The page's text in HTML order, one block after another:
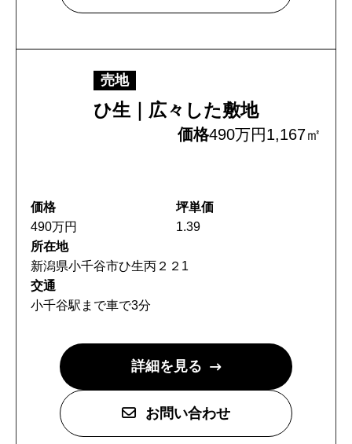
トップページ
建設
売地
ひ生｜広々した敷地
価格490万円1,167㎡
価格
490万円
坪単価
1.39
所在地
新潟県小千谷市ひ生丙２２1
交通
小千谷駅まで車で3分
詳細を見る
お問い合わせ